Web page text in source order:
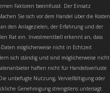
Faktoren beeinflusst. Der Einsatz
Sie sich vor dem Handel über die Kosten
den Anlagezielen, der Erfahrung und der
Rat ein. Investmentbell erkennt an, dass
möglicherweise nicht in Echtzeit
sich ständig und sind möglicherweise nicht
haften nicht für Handelsverluste
unbefugte Nutzung, Vervielfältigung oder
Genehmigung strengstens untersagt.